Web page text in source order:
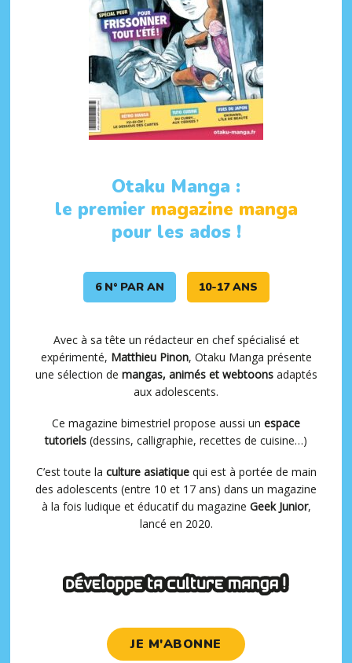
Otaku Manga :
le premier magazine manga
pour les ados !
6 N° PAR AN 10-17 ANS
Avec à sa tête un rédacteur en chef spécialisé et
expérimenté, Matthieu Pinon, Otaku Manga présente
une sélection de mangas, animés et webtoonsadaptés
aux adolescents.
Ce magazine bimestriel propose aussi un espace
tutoriels (dessins, calligraphie, recettes de cuisine…)
C’est toute la culture asiatiquequi est à portée de main
des adolescents (entre 10 et 17 ans) dans un magazine
à la fois ludique et éducatif du magazine Geek Junior,
lancé en 2020.
JE M'ABONNE